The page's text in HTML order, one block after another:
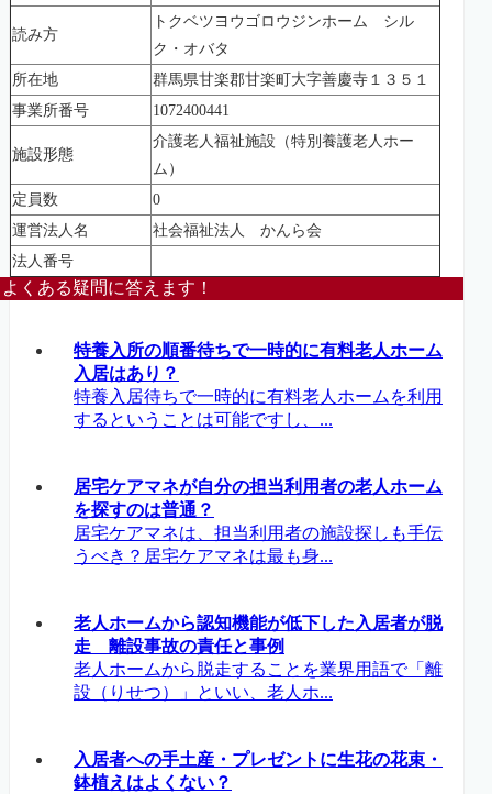
読み方
トクベツヨウゴロウジンホーム シル
ク・オバタ
所在地
群馬県甘楽郡甘楽町大字善慶寺１３５１
事業所番号
1072400441
施設形態
介護老人福祉施設（特別養護老人ホー
ム）
定員数
0
運営法人名
社会福祉法人 かんら会
法人番号
よくある疑問に答えます！
特養入所の順番待ちで一時的に有料老人ホーム
入居はあり？
特養入居待ちで一時的に有料老人ホームを利用
するということは可能ですし、...
居宅ケアマネが自分の担当利用者の老人ホーム
を探すのは普通？
居宅ケアマネは、担当利用者の施設探しも手伝
うべき？居宅ケアマネは最も身...
老人ホームから認知機能が低下した入居者が脱
走 離設事故の責任と事例
老人ホームから脱走することを業界用語で「離
設（りせつ）」といい、老人ホ...
入居者への手土産・プレゼントに生花の花束・
鉢植えはよくない？